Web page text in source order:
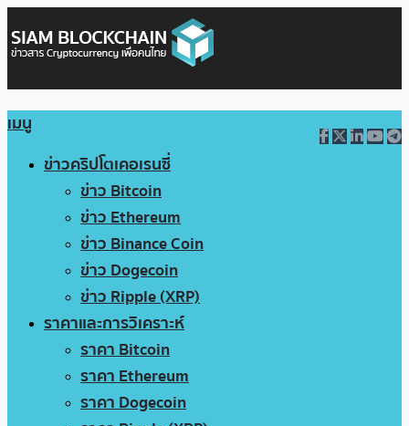
เมนู
ข่าวคริปโตเคอเรนซี่
ข่าว Bitcoin
ข่าว Ethereum
ข่าว Binance Coin
ข่าว Dogecoin
ข่าว Ripple (XRP)
ราคาและการวิเคราะห์
ราคา Bitcoin
ราคา Ethereum
ราคา Dogecoin